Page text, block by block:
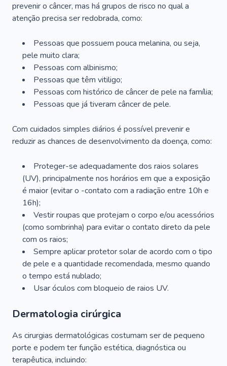
prevenir o câncer, mas há grupos de risco no qual a
atenção precisa ser redobrada, como:
Pessoas que possuem pouca melanina, ou seja,
pele muito clara;
Pessoas com albinismo;
Pessoas que têm vitiligo;
Pessoas com histórico de câncer de pele na família;
Pessoas que já tiveram câncer de pele.
Com cuidados simples diários é possível prevenir e
reduzir as chances de desenvolvimento da doença, como:
Proteger-se adequadamente dos raios solares
(UV), principalmente nos horários em que a exposição
é maior (evitar o -contato com a radiação entre 10h e
16h);
Vestir roupas que protejam o corpo e/ou acessórios
(como sombrinha) para evitar o contato direto da pele
com os raios;
Sempre aplicar protetor solar de acordo com o tipo
de pele e a quantidade recomendada, mesmo quando
o tempo está nublado;
Usar óculos com bloqueio de raios UV.
Dermatologia cirúrgica
As cirurgias dermatológicas costumam ser de pequeno
porte e podem ter função estética, diagnóstica ou
terapêutica, incluindo: